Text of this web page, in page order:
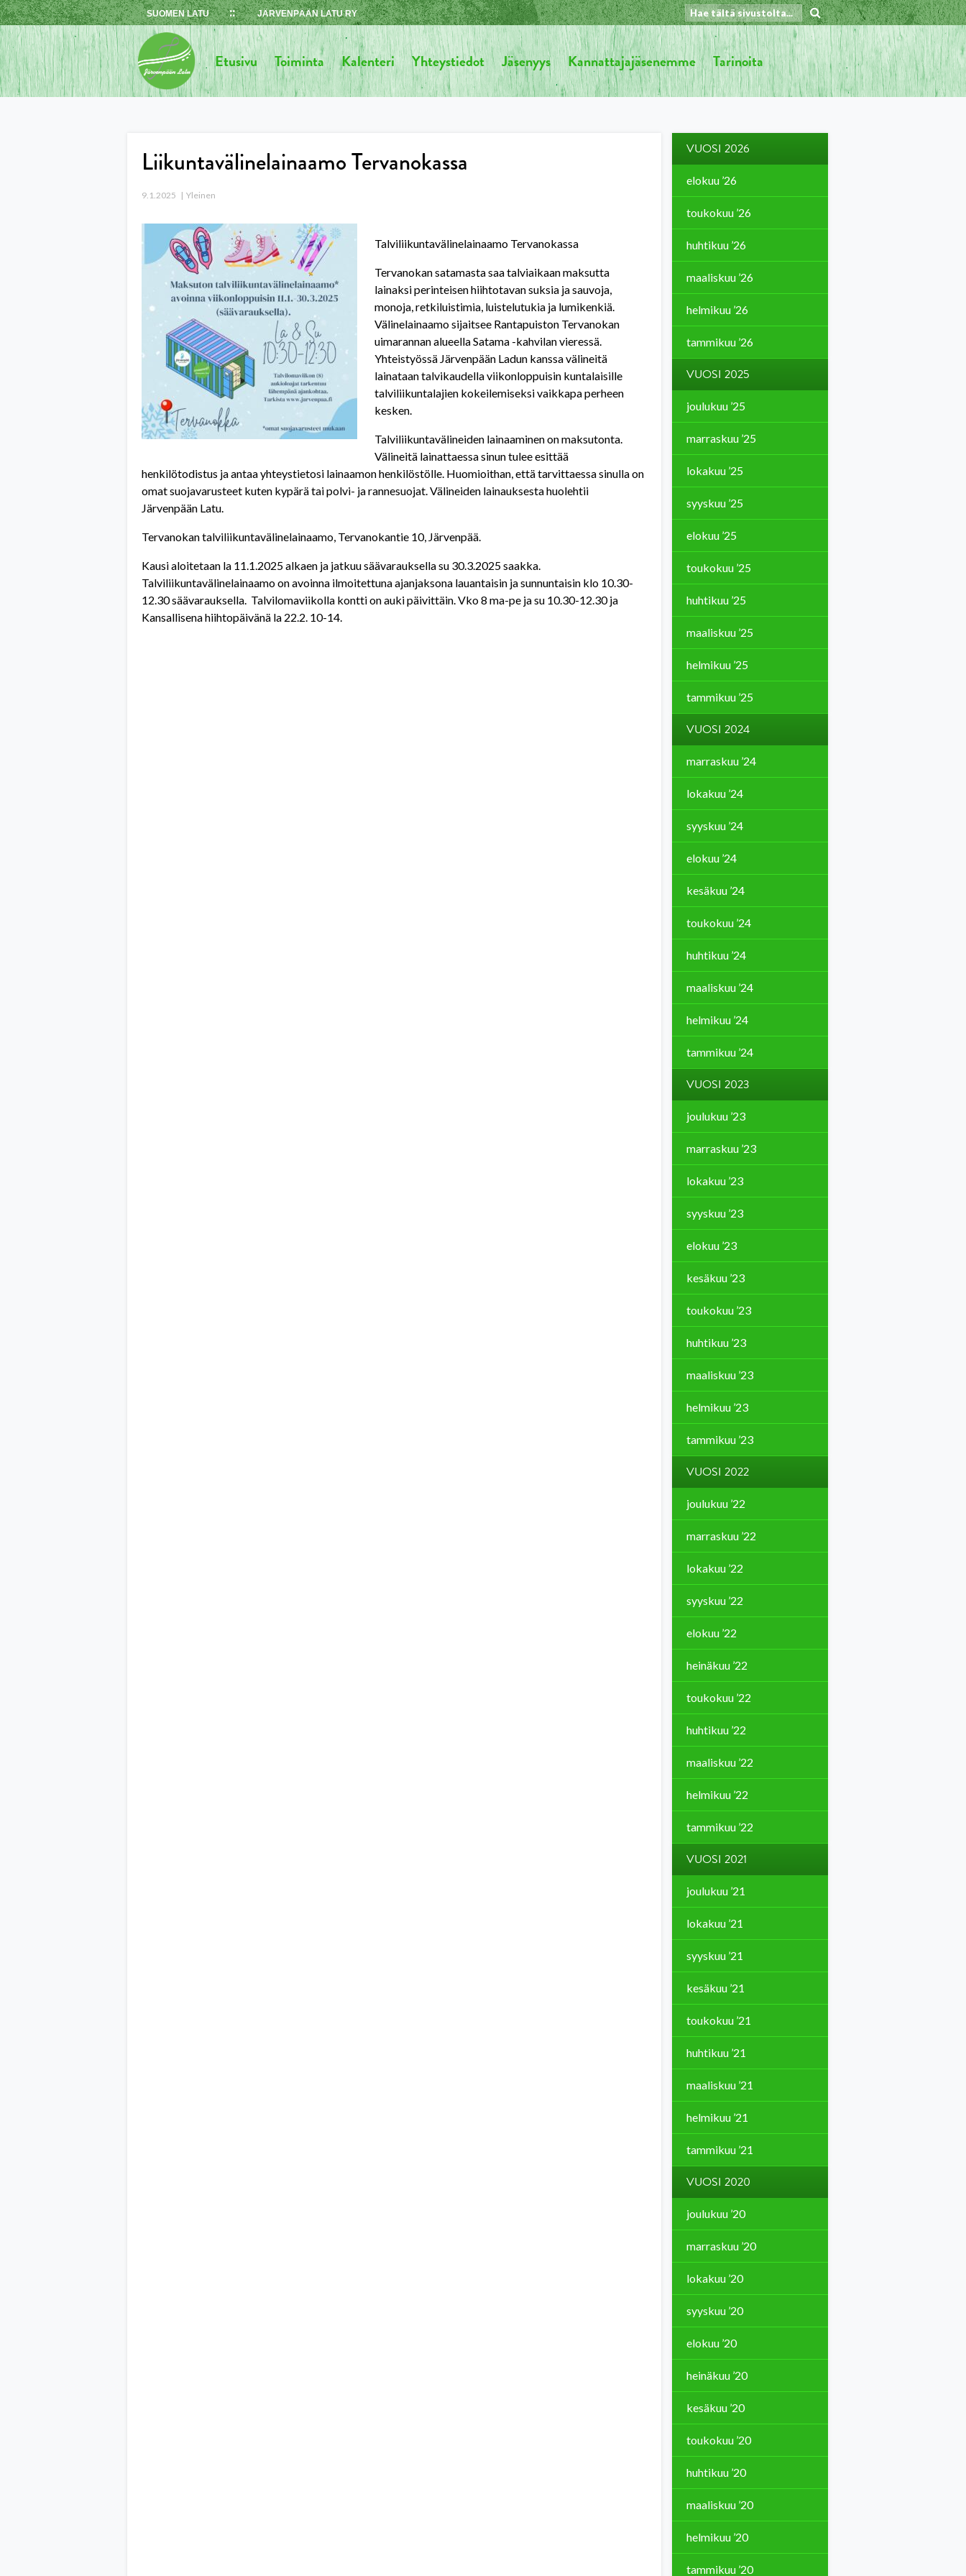
Skip
to
content
SUOMEN LATU JÄRVENPÄÄN LATU RY
Etusivu Toiminta Kalenteri Yhteystiedot Jäsenyys Kannattajajäsenemme Tarinoita
Liikuntavälinelainaamo Tervanokassa
9.1.2025 Yleinen
Talviliikuntavälinelainaamo Tervanokassa
Tervanokan satamasta saa talviaikaan maksutta
lainaksi perinteisen hiihtotavan suksia ja sauvoja,
monoja, retkiluistimia, luistelutukia ja lumikenkiä.
Välinelainaamo sijaitsee Rantapuiston Tervanokan
uimarannan alueella Satama -kahvilan vieressä.
Yhteistyössä Järvenpään Ladun kanssa välineitä
lainataan talvikaudella viikonloppuisin kuntalaisille
talviliikuntalajien kokeilemiseksi vaikkapa perheen
kesken.
Talviliikuntavälineiden lainaaminen on maksutonta.
Välineitä lainattaessa sinun tulee esittää
henkilötodistus ja antaa yhteystietosi lainaamon henkilöstölle. Huomioithan, että tarvittaessa sinulla on
omat suojavarusteet kuten kypärä tai polvi- ja rannesuojat. Välineiden lainauksesta huolehtii
Järvenpään Latu.
Tervanokan talviliikuntavälinelainaamo, Tervanokantie 10, Järvenpää.
Kausi aloitetaan la 11.1.2025 alkaen ja jatkuu säävarauksella su 30.3.2025 saakka.
Talviliikuntavälinelainaamo on avoinna ilmoitettuna ajanjaksona lauantaisin ja sunnuntaisin klo 10.30-
12.30 säävarauksella. Talvilomaviikolla kontti on auki päivittäin. Vko 8 ma-pe ja su 10.30-12.30 ja
Kansallisena hiihtopäivänä la 22.2. 10-14.
VUOSI 2026
elokuu ’26
toukokuu ’26
huhtikuu ’26
maaliskuu ’26
helmikuu ’26
tammikuu ’26
VUOSI 2025
joulukuu ’25
marraskuu ’25
lokakuu ’25
syyskuu ’25
elokuu ’25
toukokuu ’25
huhtikuu ’25
maaliskuu ’25
helmikuu ’25
tammikuu ’25
VUOSI 2024
marraskuu ’24
lokakuu ’24
syyskuu ’24
elokuu ’24
kesäkuu ’24
toukokuu ’24
huhtikuu ’24
maaliskuu ’24
helmikuu ’24
tammikuu ’24
VUOSI 2023
joulukuu ’23
marraskuu ’23
lokakuu ’23
syyskuu ’23
elokuu ’23
kesäkuu ’23
toukokuu ’23
huhtikuu ’23
maaliskuu ’23
helmikuu ’23
tammikuu ’23
VUOSI 2022
joulukuu ’22
marraskuu ’22
lokakuu ’22
syyskuu ’22
elokuu ’22
heinäkuu ’22
toukokuu ’22
huhtikuu ’22
maaliskuu ’22
helmikuu ’22
tammikuu ’22
VUOSI 2021
joulukuu ’21
lokakuu ’21
syyskuu ’21
kesäkuu ’21
toukokuu ’21
huhtikuu ’21
maaliskuu ’21
helmikuu ’21
tammikuu ’21
VUOSI 2020
joulukuu ’20
marraskuu ’20
lokakuu ’20
syyskuu ’20
elokuu ’20
heinäkuu ’20
kesäkuu ’20
toukokuu ’20
huhtikuu ’20
maaliskuu ’20
helmikuu ’20
tammikuu ’20